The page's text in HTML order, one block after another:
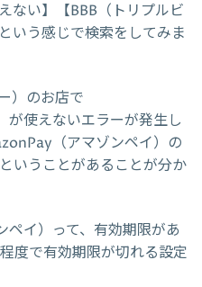
い】【BBB（トリプルビ
う感じで検索をしてみま
）のお店で
使えないエラーが発生し
（アマゾンペイ）の
いうことがあることが分か
イ）って、有効期限があ
度で有効期限が切れる設定